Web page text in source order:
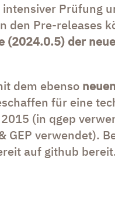
intensiver Prüfung
den Pre-releases
(2024.0.5) der
dem ebenso
für eine
(in qgep
GEP verwendet).
auf github